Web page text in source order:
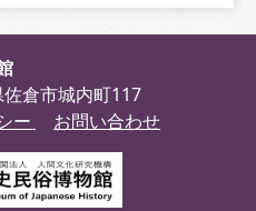
倉市城内町117
ー
お問い合わせ